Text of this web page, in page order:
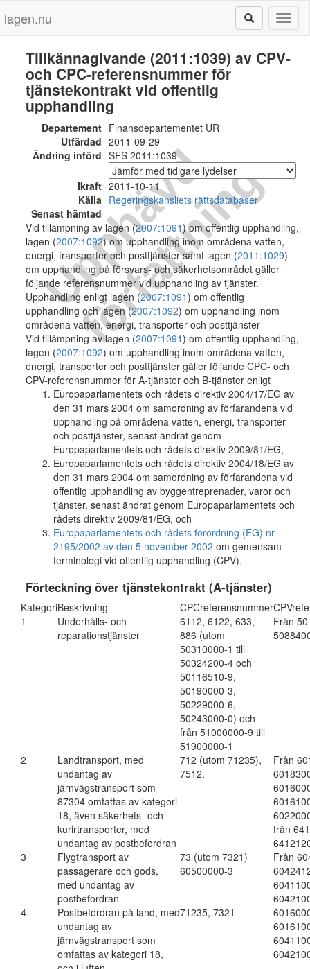
lagen.nu
U
p
p
h
ä
v
d
f
ö
r
f
a
t
t
n
i
n
g
Tillkännagivande (2011:1039) av CPV-
och CPC-referensnummer för
tjänstekontrakt vid offentlig
upphandling
Departement Finansdepartementet UR
Utfärdad 2011-09-29
Ändring införd SFS 2011:1039
Ikraft 2011-10-11
Källa Regeringskansliets rättsdatabaser
Senast hämtad
Vid tillämpning av lagen (2007:1091) om offentlig upphandling,
lagen (2007:1092) om upphandling inom områdena vatten,
energi, transporter och posttjänster samt lagen (2011:1029)
om upphandling på försvars- och säkerhetsområdet gäller
följande referensnummer vid upphandling av tjänster.
Upphandling enligt lagen (2007:1091) om offentlig
upphandling och lagen (2007:1092) om upphandling inom
områdena vatten, energi, transporter och posttjänster
Vid tillämpning av lagen (2007:1091) om offentlig upphandling,
lagen (2007:1092) om upphandling inom områdena vatten,
energi, transporter och posttjänster gäller följande CPC- och
CPV-referensnummer för A-tjänster och B-tjänster enligt
Europaparlamentets och rådets direktiv 2004/17/EG av
den 31 mars 2004 om samordning av förfarandena vid
upphandling på områdena vatten, energi, transporter
och posttjänster, senast ändrat genom
Europaparlamentets och rådets direktiv 2009/81/EG,
Europaparlamentets och rådets direktiv 2004/18/EG av
den 31 mars 2004 om samordning av förfarandena vid
offentlig upphandling av byggentreprenader, varor och
tjänster, senast ändrat genom Europaparlamentets och
rådets direktiv 2009/81/EG, och
Europaparlamentets och rådets förordning (EG) nr
2195/2002 av den 5 november 2002 om gemensam
terminologi vid offentlig upphandling (CPV).
Förteckning över tjänstekontrakt (A-tjänster)
KategoriBeskrivning CPCreferensnummer
1
Underhålls- och
reparationstjänster
6112, 6122, 633,
886 (utom
50310000-1 till
50324200-4 och
50116510-9,
50190000-3,
50229000-6,
50243000-0) och
från 51000000-9 till
51900000-1
Från
2
Landtransport, med
undantag av
järnvägstransport som
87304 omfattas av kategori
18, även säkerhets- och
kurirtransporter, med
undantag av postbefordran
712 (utom 71235),
7512,
Från
från
3
Flygtransport av
passagerare och gods,
med undantag av
postbefordran
73 (utom 7321)
60500000-3
Från
4
Postbefordran på land, med
undantag av
järnvägstransport som
omfattas av kategori 18,
71235, 7321